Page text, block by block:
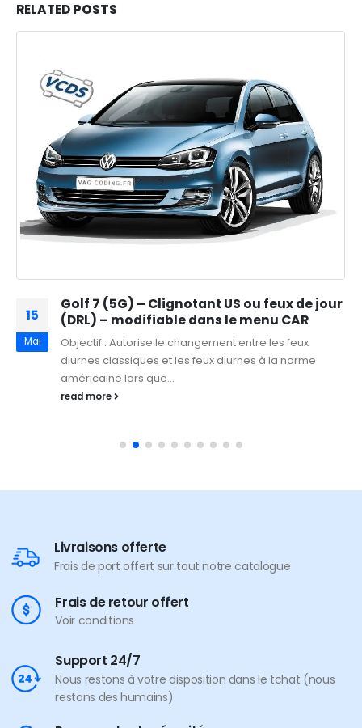
RELATEDPOSTS
15
Mai
Golf 7 (5G) – Clignotant US ou feux de jour
(DRL) – modifiable dans le menu CAR
Objectif : Autorise le changement entre les feux
diurnes classiques et les feux diurnes à la norme
américaine lors que...
read more
Livraisons offerte
Frais de port offert sur tout notre catalogue
Frais de retour offert
Voir conditions
Support 24/7
Nous restons à votre disposition dans le tchat (nous
restons des humains)